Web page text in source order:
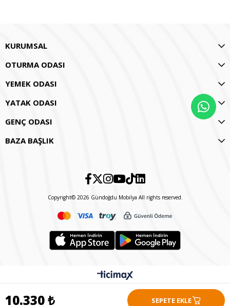
10.330 ₺
KURUMSAL
OTURMA ODASI
YEMEK ODASI
YATAK ODASI
GENÇ ODASI
BAZA BAŞLIK
Copyright© 2026 Gündoğdu Mobilya All rights reserved.